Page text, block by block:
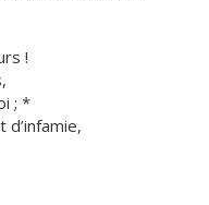
!
; *